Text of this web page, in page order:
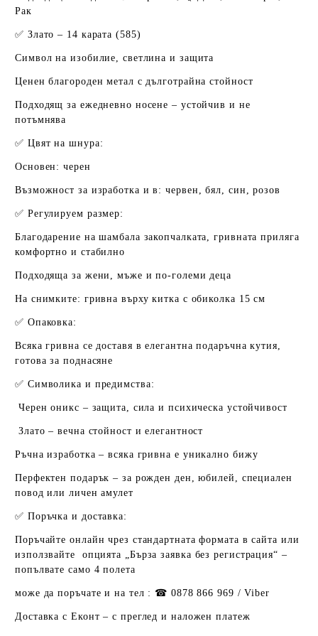
Рак
✅ Злато – 14 карата (585)
Символ на изобилие, светлина и защита
Ценен благороден метал с дълготрайна стойност
Подходящ за ежедневно носене – устойчив и не
потъмнява
✅ Цвят на шнура:
Основен:черен
Възможност за изработка и в:червен, бял, син, розов
✅ Регулируем размер:
Благодарение на шамбала закопчалката, гривнатаприляга
комфортно и стабилно
Подходяща за жени, мъже и по-големи деца
На снимките: гривна върху китка с обиколка 15 см
✅ Опаковка:
Всяка гривна се доставя велегантна подаръчна кутия,
готова за поднасяне
✅ Символика и предимства:
Черен оникс – защита, сила и психическа устойчивост
Злато – вечна стойност и елегантност
Ръчна изработка – всяка гривна е уникално бижу
Перфектен подарък – за рожден ден, юбилей, специален
повод или личен амулет
✅ Поръчка и доставка:
Поръчайте онлайн чрез стандартната формата в сайта или
използвайте опцията „Бърза заявка без регистрация“ –
попълвате само 4 полета
може да поръчате и на тел : ☎ 0878 866 969 / Viber
Доставка с Еконт – с преглед и наложен платеж